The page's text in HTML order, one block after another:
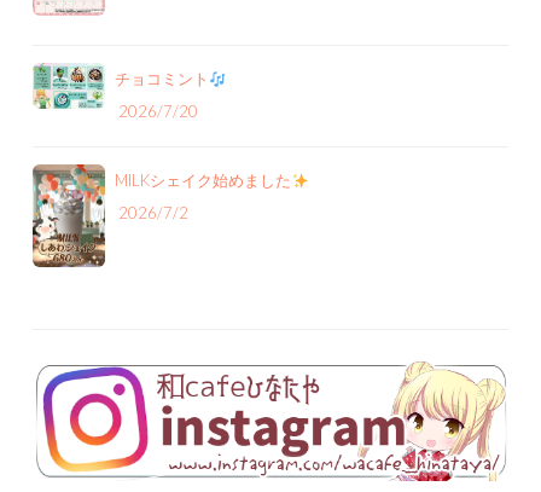
チョコミント
2026/7/20
MILKシェイク始めました
2026/7/2